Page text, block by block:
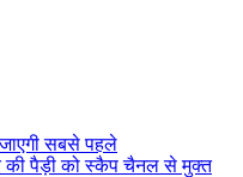
जाएगी सबसे पहले
की पैड़ी को स्कैप चैनल से मुक्त